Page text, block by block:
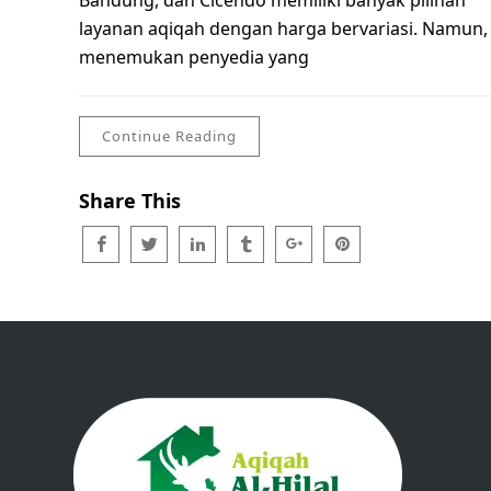
layanan aqiqah dengan harga bervariasi. Namun,
menemukan penyedia yang
Continue Reading
Share This